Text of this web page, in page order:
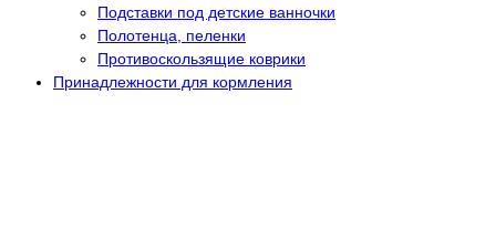
Подставки под детские ванночки
Полотенца, пеленки
Противоскользящие коврики
Принадлежности для кормления